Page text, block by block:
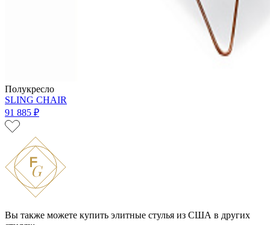
Полукресло
SLING CHAIR
91 885 ₽
Вы также можете купить элитные стулья из США в других